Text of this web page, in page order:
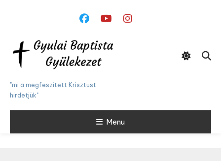
"mi a megfeszített Krisztust
hirdetjük"
Menu